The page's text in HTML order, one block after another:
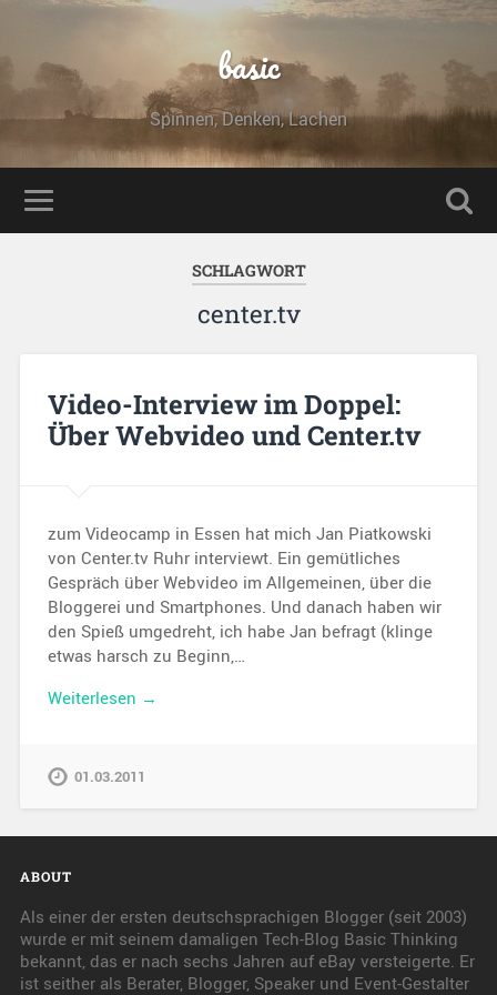
basic
Spinnen, Denken, Lachen
SCHLAGWORT
center.tv
Video-Interview im Doppel:
Über Webvideo und Center.tv
zum Videocamp in Essen hat mich Jan Piatkowski
von Center.tv Ruhr interviewt. Ein gemütliches
Gespräch über Webvideo im Allgemeinen, über die
Bloggerei und Smartphones. Und danach haben wir
den Spieß umgedreht, ich habe Jan befragt (klinge
etwas harsch zu Beginn,…
Weiterlesen →
01.03.2011
ABOUT
Als einer der ersten deutschsprachigen Blogger (seit 2003)
wurde er mit seinem damaligen Tech-Blog Basic Thinking
bekannt, das er nach sechs Jahren auf eBay versteigerte. Er
ist seither als Berater, Blogger, Speaker und Event-Gestalter